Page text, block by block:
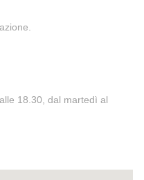
18.30, dal martedì al